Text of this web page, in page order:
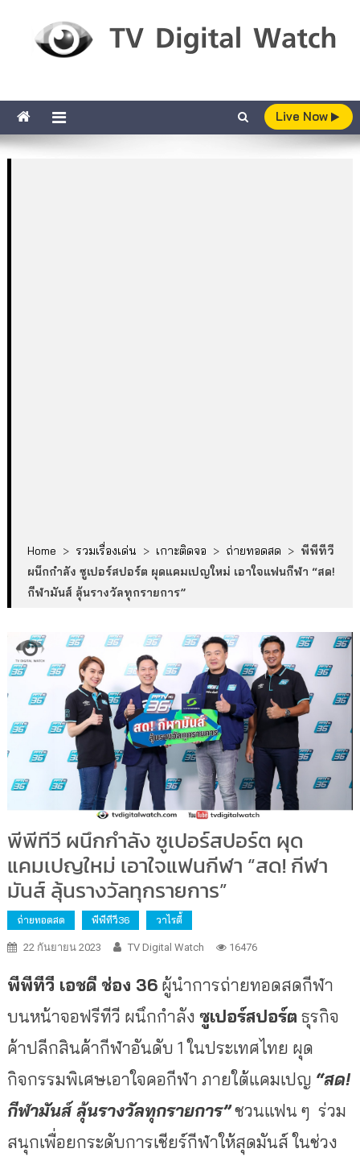
Live Now
Home > รวมเรื่องเด่น > เกาะติดจอ > ถ่ายทอดสด > พีพีทีวี
ผนึกกำลัง ซูเปอร์สปอร์ต ผุดแคมเปญใหม่ เอาใจแฟนกีฬา “สด!
กีฬามันส์ ลุ้นรางวัลทุกรายการ”
พีพีทีวี ผนึกกำลัง ซูเปอร์สปอร์ต ผุด
แคมเปญใหม่ เอาใจแฟนกีฬา “สด! กีฬา
มันส์ ลุ้นรางวัลทุกรายการ”
ถ่ายทอดสด พีพีทีวี36 วาไรตี้
22 กันยายน 2023 TV Digital Watch 16476
พีพีทีวี เอชดี ช่อง 36ผู้นำการถ่ายทอดสดกีฬา
บนหน้าจอฟรีทีวี ผนึกกำลัง ซูเปอร์สปอร์ต ธุรกิจ
ค้าปลีกสินค้ากีฬาอันดับ 1 ในประเทศไทย ผุด
กิจกรรมพิเศษเอาใจคอกีฬา ภายใต้แคมเปญ “สด!
กีฬามันส์ ลุ้นรางวัลทุกรายการ”ชวนแฟน ๆ ร่วม
สนุกเพื่อยกระดับการเชียร์กีฬาให้สุดมันส์ ในช่วง